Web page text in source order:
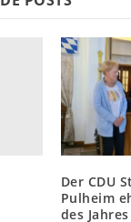
Der CDU
Pulheim
des